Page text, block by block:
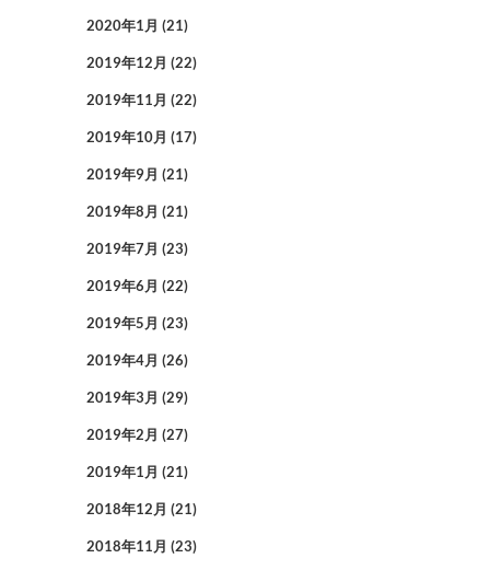
2020年1月 (21)
2019年12月 (22)
2019年11月 (22)
2019年10月 (17)
2019年9月 (21)
2019年8月 (21)
2019年7月 (23)
2019年6月 (22)
2019年5月 (23)
2019年4月 (26)
2019年3月 (29)
2019年2月 (27)
2019年1月 (21)
2018年12月 (21)
2018年11月 (23)